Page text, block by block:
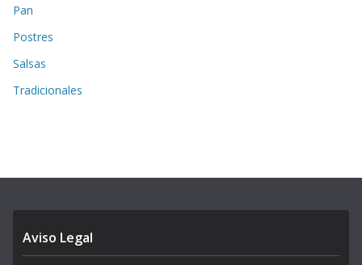
Pan
Postres
Salsas
Tradicionales
Aviso Legal